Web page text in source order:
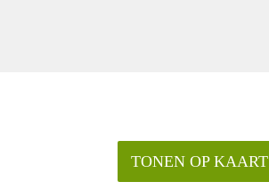
TONEN OP KAART